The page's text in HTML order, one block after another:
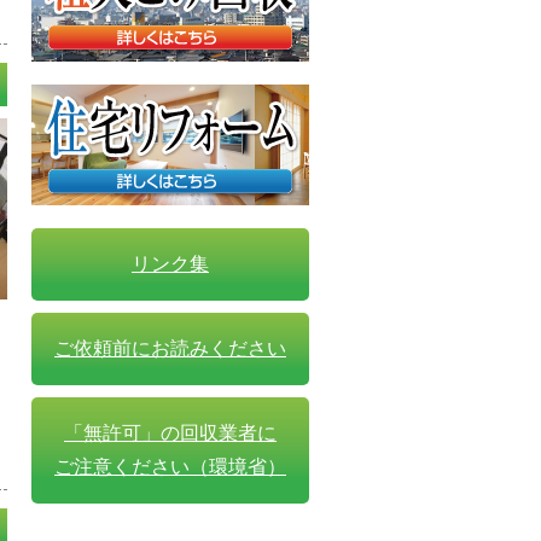
リンク集
ご依頼前にお読みください
「無許可」の回収業者に
ご注意ください（環境省）